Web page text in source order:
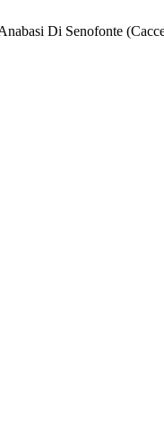
Di Senofonte